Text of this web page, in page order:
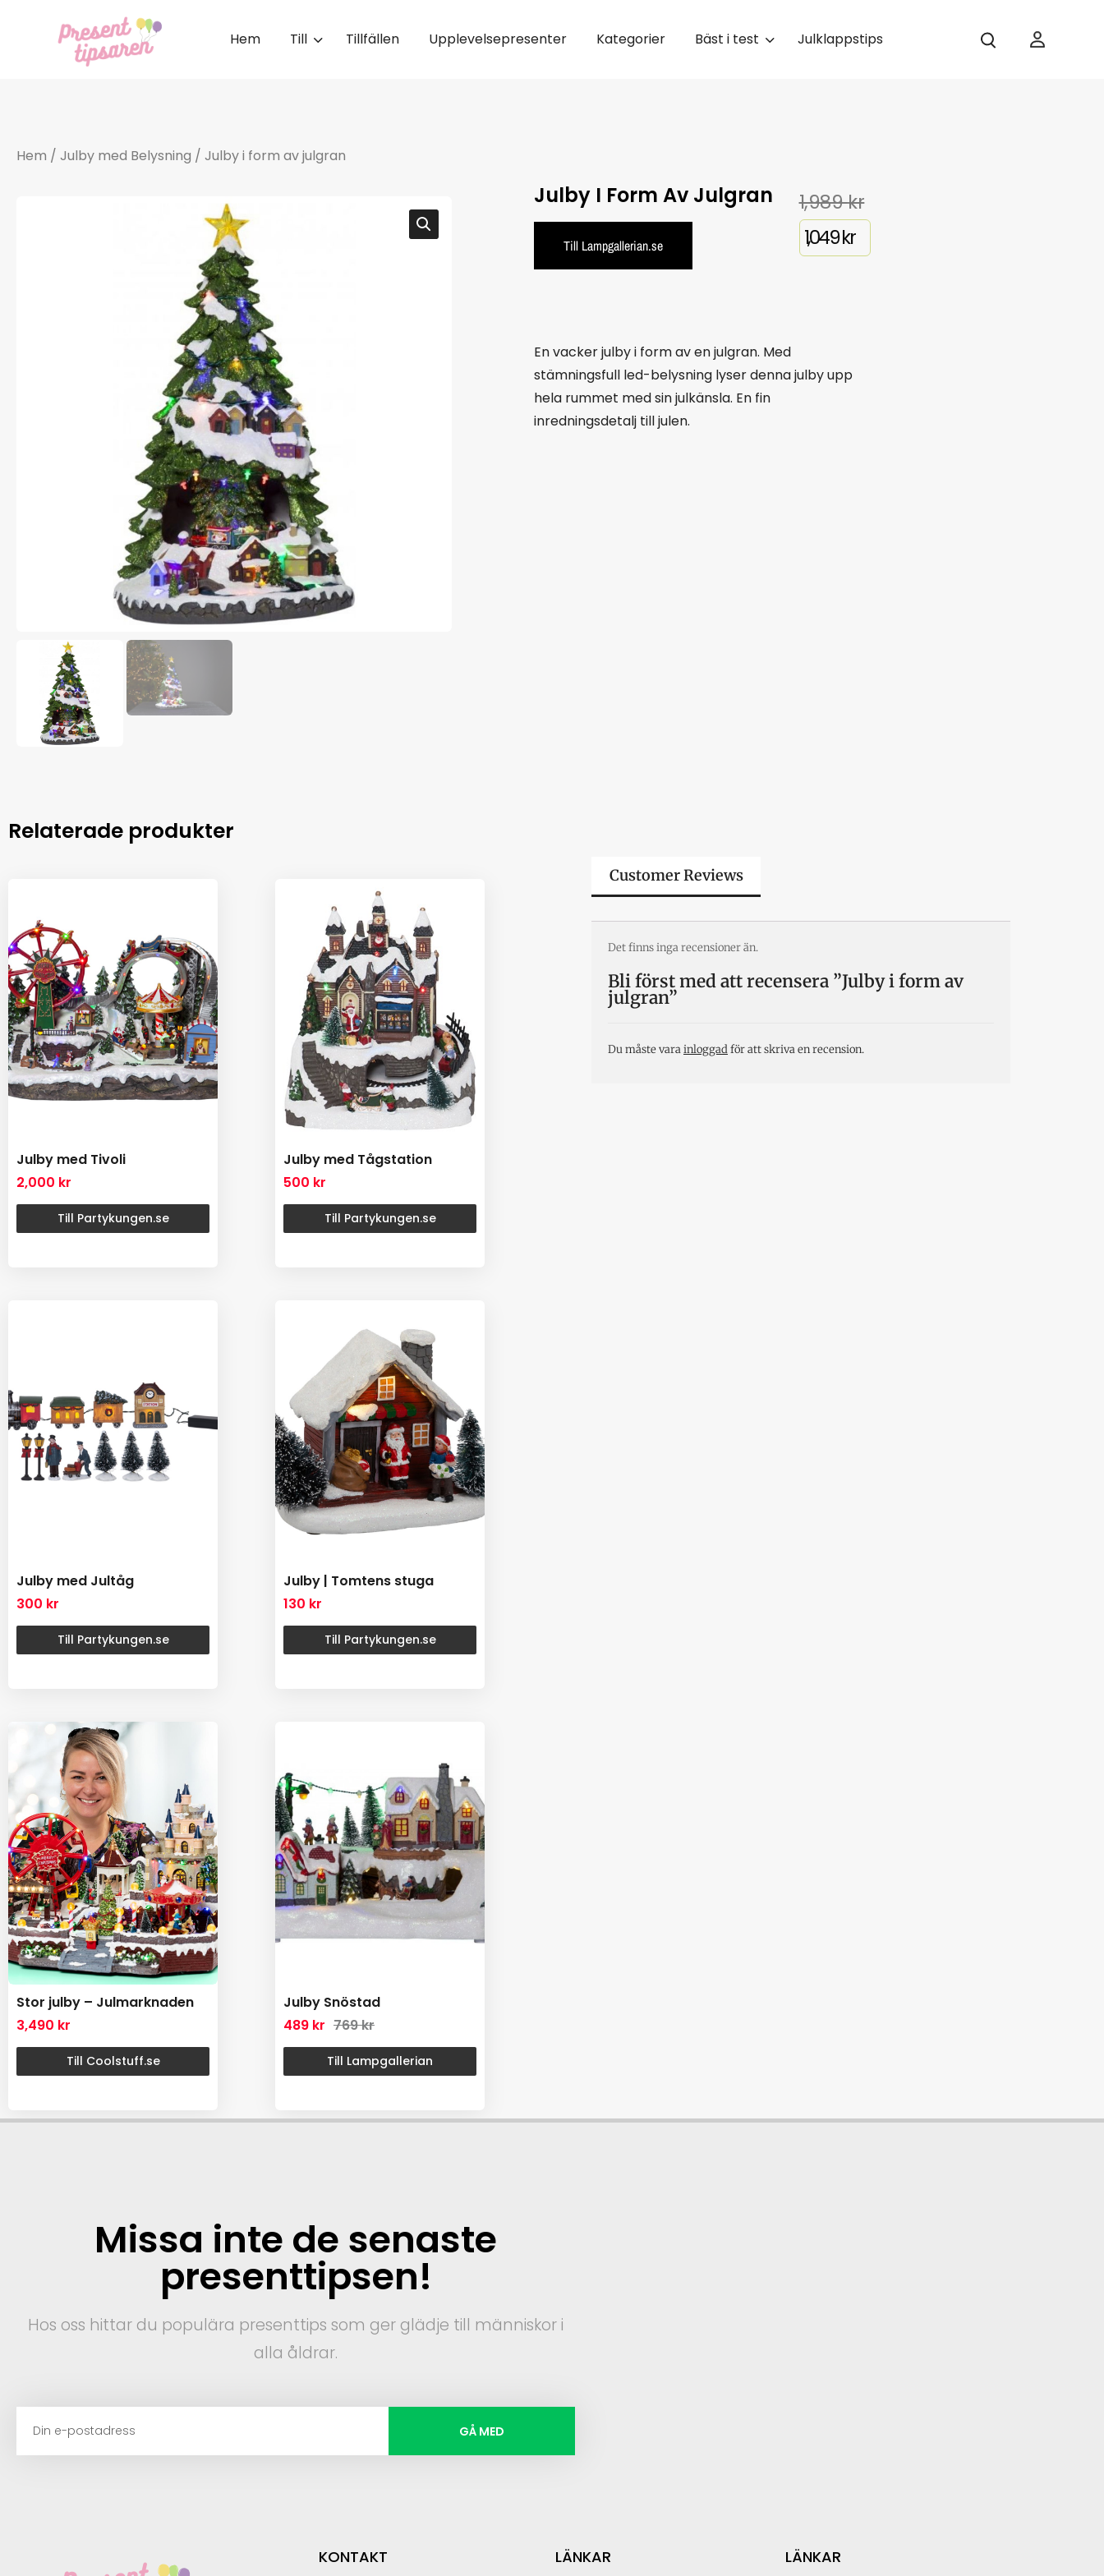
Hem Till Tillfällen Upplevelsepresenter Kategorier Bäst i test Julklappstips
Hem / Julby med Belysning / Julby i form av julgran
Julby I Form Av Julgran
Till Lampgallerian.se
1,989kr
1,049kr
En vacker julby i form av en julgran. Med
stämningsfull led-belysning lyser denna julby upp
hela rummet med sin julkänsla. En fin
inredningsdetalj till julen.
Relaterade produkter
Julby med Tivoli
2,000 kr
Till Partykungen.se
Julby med Tågstation
500 kr
Till Partykungen.se
Julby med Jultåg
300 kr
Till Partykungen.se
Julby | Tomtens stuga
130 kr
Till Partykungen.se
Stor julby – Julmarknaden
3,490 kr
Till Coolstuff.se
Julby Snöstad
769kr
489 kr
Till Lampgallerian
Customer Reviews
Det finns inga recensioner än.
Bli först med att recensera ”Julby i form av
julgran”
Du måste varainloggadför att skriva en recension.
Missa inte de senaste
presenttipsen!
Hos oss hittar du populära presenttips som ger glädje till människor i
alla åldrar.
GÅ MED
KONTAKT LÄNKAR LÄNKAR